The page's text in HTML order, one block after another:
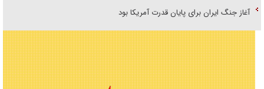
آغاز جنگ ایران برای پایان قدرت آمریکا بود